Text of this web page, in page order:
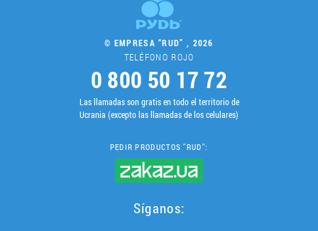
© EMPRESA “RUD” , 2026
TELÉFONO ROJO
0 800 50 17 72
Las llamadas son gratis en todo el territorio de
Ucrania (excepto las llamadas de los celulares)
PEDIR PRODUCTOS "RUD":
Síganos: